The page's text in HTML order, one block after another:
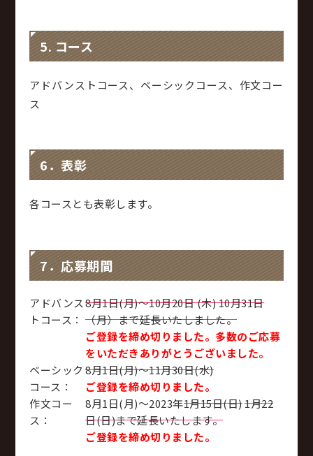
5. コース
アドバンストコース、ベーシックコース、作文コー
ス
6．表彰
各コースとも表彰します。
7．応募期間
アドバンス
トコース：
8月1日(月)～10月20日 (木) 10月31日
（月）まで延長いたしました。
ご登録を締め切りました。多数のご応募
をいただきありがとうございました。
ベーシック
コース：
8月1日(月)～11月30日(水)
ご登録を締め切りました。
作文コー
ス：
8月1日(月)～2023年1月15日(日)1月22
日(日)まで延長いたします。
ご登録を締め切りました。